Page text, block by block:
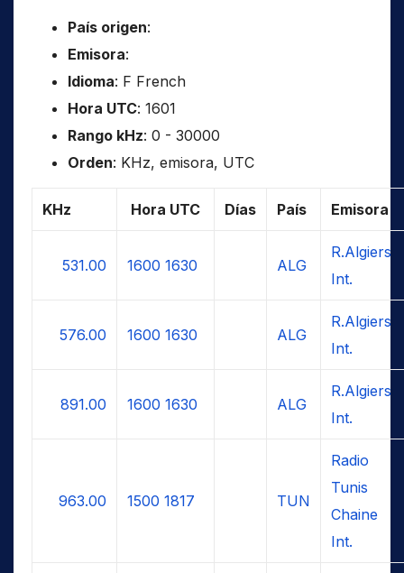
País origen:
Emisora:
Idioma: F French
Hora UTC: 1601
Rango kHz: 0 - 30000
Orden: KHz, emisora, UTC
KHz Hora UTC Días País Emisora
531.00 1600 1630 ALG
R.Algiers
Int.
576.00 1600 1630 ALG
R.Algiers
Int.
891.00 1600 1630 ALG
R.Algiers
Int.
963.00 1500 1817 TUN
Radio
Tunis
Chaine
Int.